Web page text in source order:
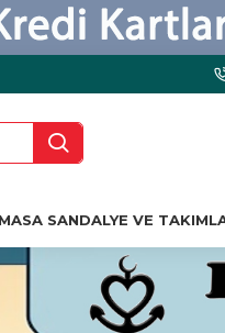
MASA SANDALYE VE